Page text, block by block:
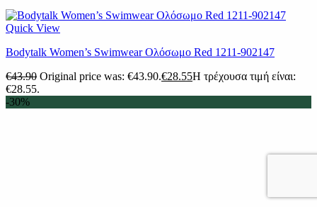
Quick View
Βodytalk Women’s Swimwear Ολόσωμο Red 1211-902147
€43.90 Original price was: €43.90.€28.55Η τρέχουσα τιμή είναι:
€28.55.
-30%